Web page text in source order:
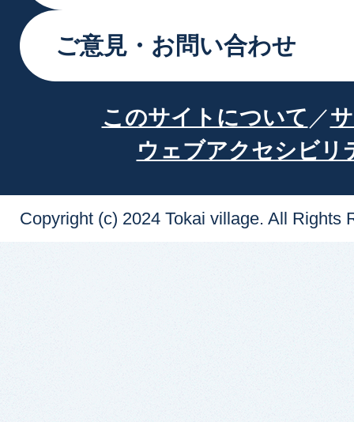
ご意見・お問い合わせ
このサイトについて
ウェブアクセシビリ
Copyright (c) 2024 Tokai village. All Rights